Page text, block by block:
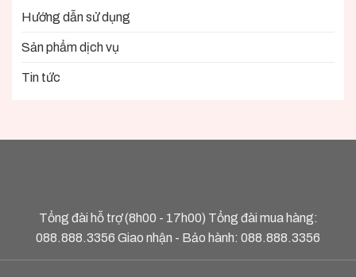
Hướng dẫn sử dụng
Sản phẩm dịch vụ
Tin tức
Tổng đài hỗ trợ (8h00 - 17h00) Tổng đài mua hàng:
088.888.3356 Giao nhận - Bảo hành: 088.888.3356